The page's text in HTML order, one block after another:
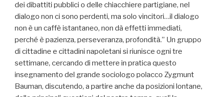
dei dibattiti pubblici o delle chiacchiere partigiane, nel
dialogo non ci sono perdenti, ma solo vincitori…il dialogo
non è un caffè istantaneo, non dà effetti immediati,
perché è pazienza, perseveranza, profondità.” Un gruppo
di cittadine e cittadini napoletani si riunisce ogni tre
settimane, cercando di mettere in pratica questo
insegnamento del grande sociologo polacco Zygmunt
Bauman, discutendo, a partire anche da posizioni lontane,